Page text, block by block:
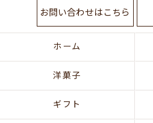
お問い合わせはこちら
ホーム
洋菓子
ギフト